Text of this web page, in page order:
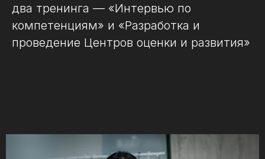
два тренинга — «Интервью по
компетенциям» и «Разработка и
проведение Центров оценки и развития»